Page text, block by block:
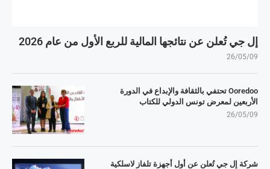
إل جي تُعلن عن نتائجها المالية للربع الأول من عام 2026
26/05/09
Ooredoo تحتفي بالثقافة والإبداع في الدورة
الأربعين لمعرض تونس الدولي للكتاب
26/05/09
شركة إل جي تُعلن عن أول أجهزة تلفاز لاسلكية